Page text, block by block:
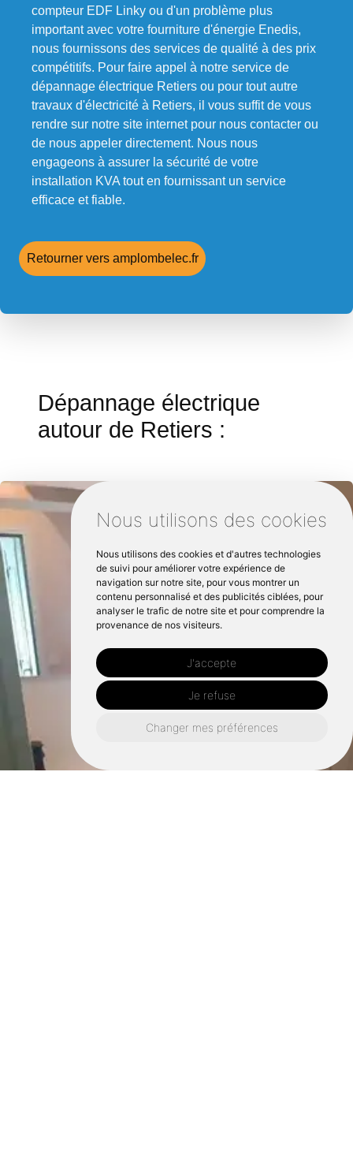
Nous utilisons des cookies
Nous utilisons des cookies et d'autres technologies
de suivi pour améliorer votre expérience de
navigation sur notre site, pour vous montrer un
contenu personnalisé et des publicités ciblées, pour
analyser le trafic de notre site et pour comprendre la
provenance de nos visiteurs.
J'accepte
Je refuse
Changer mes préférences
compteur EDF Linky ou d'un problème plus
important avec votre fourniture d'énergie Enedis,
nous fournissons des services de qualité à des prix
compétitifs. Pour faire appel à notre service de
dépannage électrique Retiers ou pour tout autre
travaux d'électricité à Retiers, il vous suffit de vous
rendre sur notre site internet pour nous contacter ou
de nous appeler directement. Nous nous
engageons à assurer la sécurité de votre
installation KVA tout en fournissant un service
efficace et fiable.
Retourner vers amplombelec.fr
Dépannage électrique
autour de Retiers :